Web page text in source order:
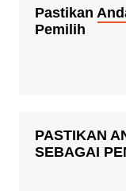
Pastikan
Pemilih
PASTIKAN
SEBAGAI